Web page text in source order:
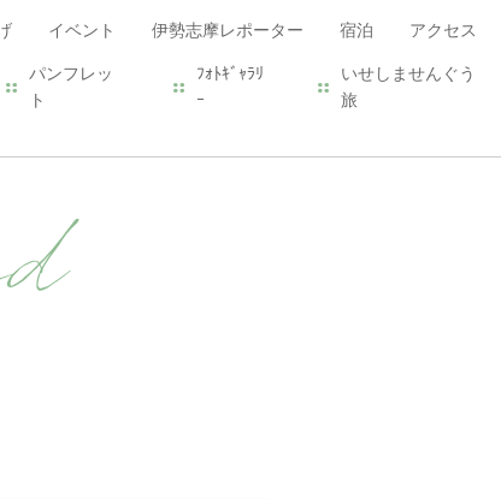
イベント 伊勢志摩レポーター 宿泊 アクセス
パンフレッ
ト
ﾌｫﾄｷﾞｬﾗﾘ
ｰ
いせしませんぐう
旅